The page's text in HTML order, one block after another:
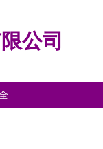
公司